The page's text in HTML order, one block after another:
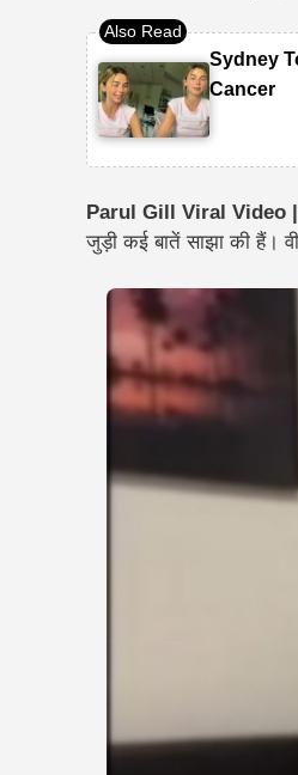
Sydney
Cancer
Parul Gill Viral Video |
जुड़ी कई बातें साझा की हैं।